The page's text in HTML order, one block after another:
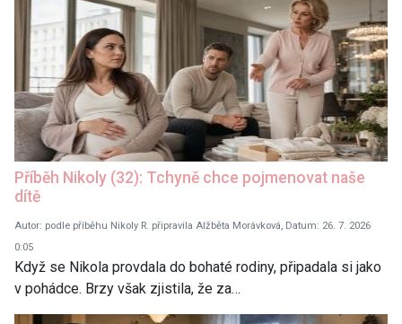
Příběh Nikoly (32): Tchyně chce pojmenovat naše
dítě
Autor: podle příběhu Nikoly R. připravila Alžběta Morávková, Datum: 26. 7. 2026
0:05
Když se Nikola provdala do bohaté rodiny, připadala si jako
v pohádce. Brzy však zjistila, že za…